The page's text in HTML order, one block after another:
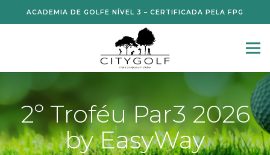
ACADEMIA DE GOLFE NÍVEL 3 – CERTIFICADA PELA FPG
2º Troféu Par3 2026
by EasyWay